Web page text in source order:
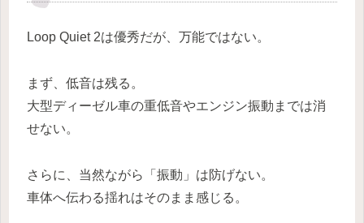
Loop Quiet 2は優秀だが、万能ではない。
まず、低音は残る。
大型ディーゼル車の重低音やエンジン振動までは消
せない。
さらに、当然ながら「振動」は防げない。
車体へ伝わる揺れはそのまま感じる。